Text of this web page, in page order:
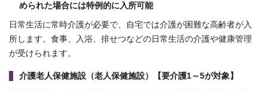
められた場合には特例的に入所可能
日常生活に常時介護が必要で、自宅では介護が困難な高齢者が入
所します。食事、入浴、排せつなどの日常生活の介護や健康管理
が受けられます。
介護老人保健施設（老人保健施設）【要介護1～5が対象】